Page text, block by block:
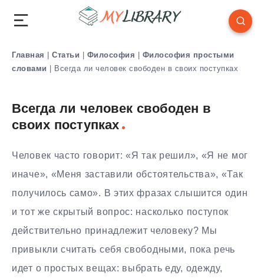
Главная | Статьи | Философия | Философия простыми
словами | Всегда ли человек свободен в своих поступках
Всегда ли человек свободен в
своих поступках
Человек часто говорит: «Я так решил», «Я не мог
иначе», «Меня заставили обстоятельства», «Так
получилось само». В этих фразах слышится один
и тот же скрытый вопрос: насколько поступок
действительно принадлежит человеку? Мы
привыкли считать себя свободными, пока речь
идет о простых вещах: выбрать еду, одежду,